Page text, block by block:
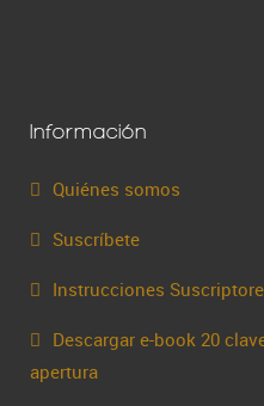
Información
Quiénes somos
Suscríbete
Instrucciones
Descargar e-book 20
apertura